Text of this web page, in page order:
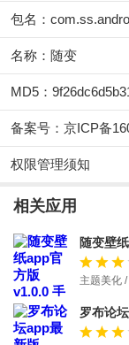
包名：
名称：随变
MD5：
备案号：京ICP备
权限管理须知
相关应用
随变壁
主题美化
罗布论